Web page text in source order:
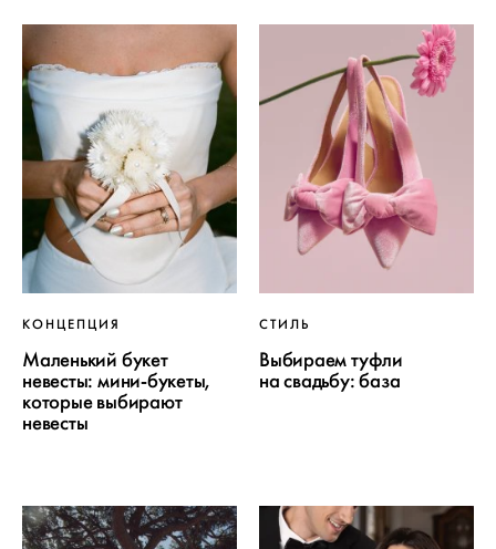
КОНЦЕПЦИЯ
Маленький букет
невесты: мини-букеты,
которые выбирают
невесты
СТИЛЬ
Выбираем туфли
на свадьбу: база